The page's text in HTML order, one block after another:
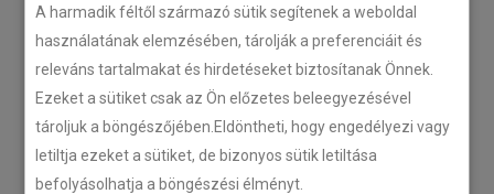
A harmadik féltől származó sütik segítenek a weboldal
használatának elemzésében, tárolják a preferenciáit és
releváns tartalmakat és hirdetéseket biztosítanak Önnek.
Ezeket a sütiket csak az Ön előzetes beleegyezésével
tároljuk a böngészőjében.Eldöntheti, hogy engedélyezi vagy
letiltja ezeket a sütiket, de bizonyos sütik letiltása
befolyásolhatja a böngészési élményt.